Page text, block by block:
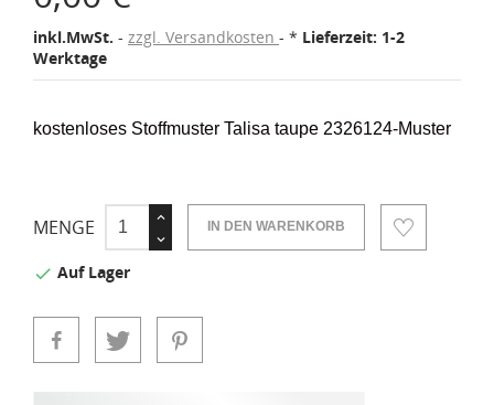
inkl.MwSt. zzgl. Versandkosten * Lieferzeit: 1-2
Werktage
kostenloses Stoffmuster Talisa taupe 2326124-Muster
MENGE IN DEN WARENKORB
 Auf Lager